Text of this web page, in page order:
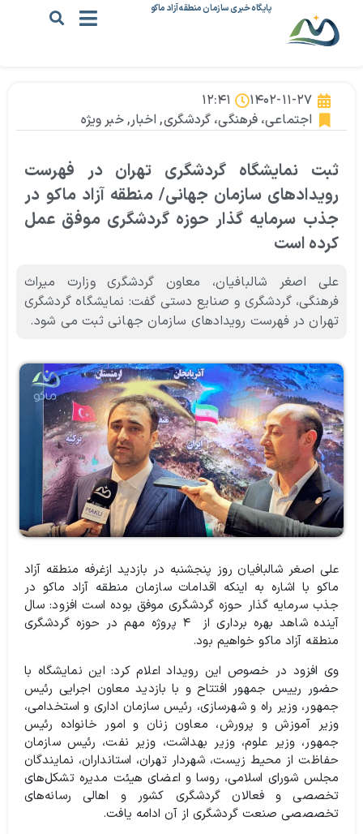
پایگاه خبری سازمان منطقه آزاد ماکو
۱۴۰۲-۱۱-۲۷
۱۲:۴۱
اجتماعی، فرهنگی، گردشگری, اخبار,خبر ویژه
ثبت نمایشگاه گردشگری تهران در فهرست
رویدادهای سازمان جهانی/ منطقه آزاد ماکو در
جذب سرمایه گذار حوزه گردشگری موفق عمل
کرده است
علی اصغر شالبافیان، معاون گردشگری وزارت میراث
فرهنگی، گردشگری و صنایع دستی گفت: نمایشگاه گردشگری
تهران در فهرست رویدادهای سازمان جهانی ثبت می شود.
علی اصغر شالبافیان روز پنجشنبه در بازدید ازغرفه منطقه آزاد
ماکو با اشاره به اینکه اقدامات سازمان منطقه آزاد ماکو در
جذب سرمایه گذار حوزه گردشگری موفق بوده است افزود: سال
آینده شاهد بهره برداری از ۴ پروژه مهم در حوزه گردشگری
منطقه آزاد ماکو خواهیم بود.
وی افزود در خصوص این رویداد اعلام کرد: این نمایشگاه با
حضور رییس جمهور افتتاح و با بازدید معاون اجرایی رئیس
جمهور، وزیر راه و شهرسازی، رئیس سازمان اداری و استخدامی،
وزیر آموزش و پرورش، معاون زنان و امور خانواده رئیس
جمهور، وزیر علوم، وزیر بهداشت، وزیر نفت، رئیس سازمان
حفاظت از محیط زیست، شهردار تهران، استانداران، نمایندگان
مجلس شورای اسلامی، روسا و اعضای هیئت مدیره تشکل‌های
تخصصی و فعالان گردشگری کشور و اهالی رسانه‌های
تخصصصی صنعت گردشگری از آن ادامه یافت.